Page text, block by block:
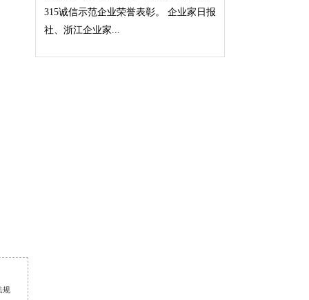
规
315诚信示范企业荣誉表彰。 企业家日报
社、浙江企业家...